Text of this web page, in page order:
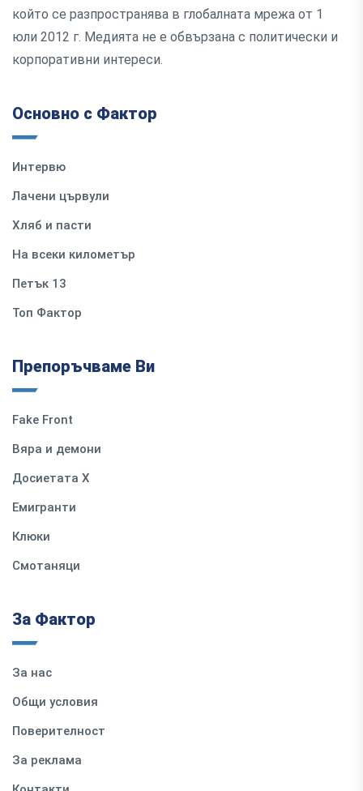
който се разпространява в глобалната мрежа от 1
юли 2012 г. Медията не е обвързана с политически и
корпоративни интереси.
Основно с Фактор
Интервю
Лачени цървули
Хляб и пасти
На всеки километър
Петък 13
Топ Фактор
Препоръчваме Ви
Fake Front
Вяра и демони
Досиетата Х
Емигранти
Клюки
Смотаняци
За Фактор
За нас
Общи условия
Поверителност
За реклама